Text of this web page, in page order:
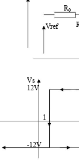
R0
Vref
Vs
12V
-12V
1